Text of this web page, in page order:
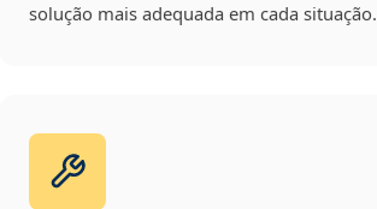
solução mais adequada em cada situação.